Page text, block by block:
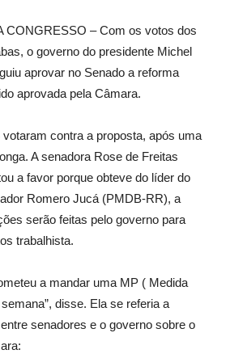
CONGRESSO – Com os votos dos
o governo do presidente Michel
aprovar no Senado a reforma
aprovada pela Câmara.
contra a proposta, após uma
A senadora Rose de Freitas
a favor porque obteve do líder do
Romero Jucá (PMDB-RR), a
serão feitas pelo governo para
trabalhista.
a mandar uma MP ( Medida
disse. Ela se referia a
senadores e o governo sobre o